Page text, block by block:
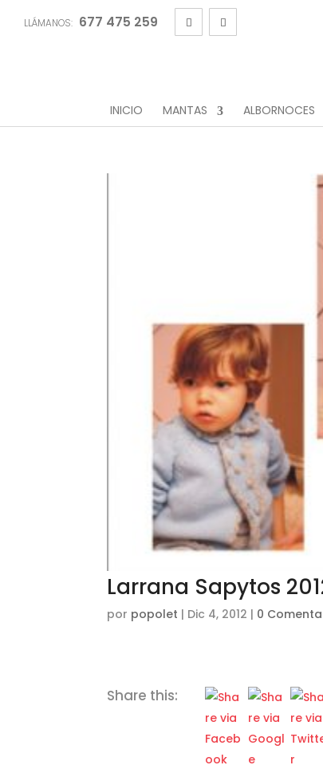
LLÁMANOS: 677 475 259
INICIO MANTAS ALBORNOCES
Larrana Sapytos
por popolet | Dic 4, 2012 | 0
Share this: